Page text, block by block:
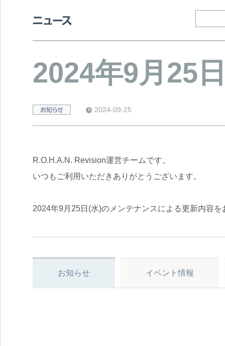
2024年9月25
2024-09-25
R.O.H.A.N. Revision運営チームです。
いつもご利用いただきありがとうございます。
2024年9月25日(水)のメンテナンスによる更新内容
お知らせ イベント情報